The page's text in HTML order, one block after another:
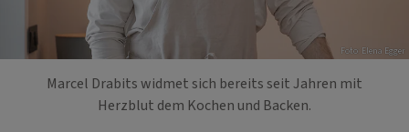
Foto: Elena Egger
Marcel Drabits widmet sich bereits seit Jahren mit
Herzblut dem Kochen und Backen.